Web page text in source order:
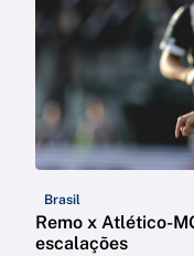
Brasil
Remo x Atlético-
escalações